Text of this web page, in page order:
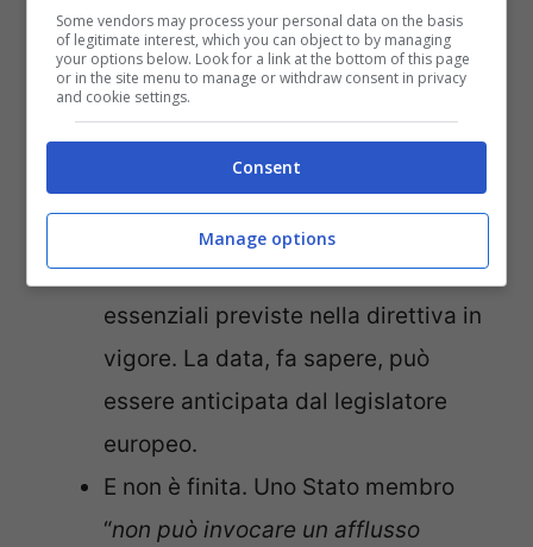
La Corte di giustizia ha inoltre
ordinato che fino all’entrata in vigore
di un nuovo regolamento (che
entrerà in vigore il 12 giugno 2026) i
designare come Paese sicuro, uno
che non soddisfi le condizioni
essenziali previste nella direttiva in
vigore. La data, fa sapere, può
essere anticipata dal legislatore
europeo.
E non è finita. Uno Stato membro
“non può invocare un afflusso
Some vendors may process your personal data on the basis
of legitimate interest, which you can object to by managing
your options below. Look for a link at the bottom of this page
or in the site menu to manage or withdraw consent in privacy
and cookie settings.
Consent
Manage options